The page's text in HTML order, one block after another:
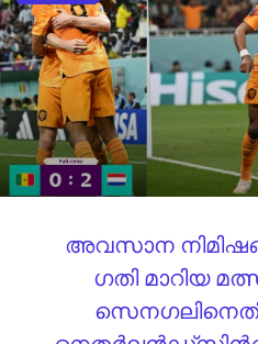
അവസാന
ഗതി മാറിയ